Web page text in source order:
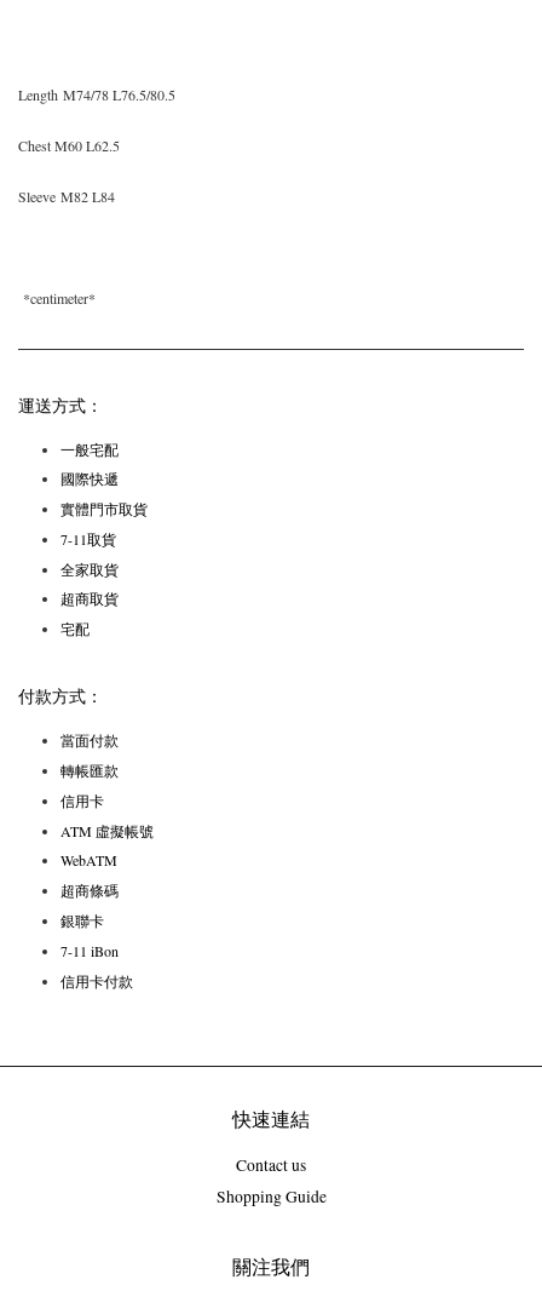
Length M74/78 L76.5/80.5
ChestM60 L62.5
Sleeve M82 L84
*centimeter*
運送方式：
一般宅配
國際快遞
實體門市取貨
7-11取貨
全家取貨
超商取貨
宅配
付款方式：
當面付款
轉帳匯款
信用卡
ATM 虛擬帳號
WebATM
超商條碼
銀聯卡
7-11 iBon
信用卡付款
快速連結
Contact us
Shopping Guide
關注我們